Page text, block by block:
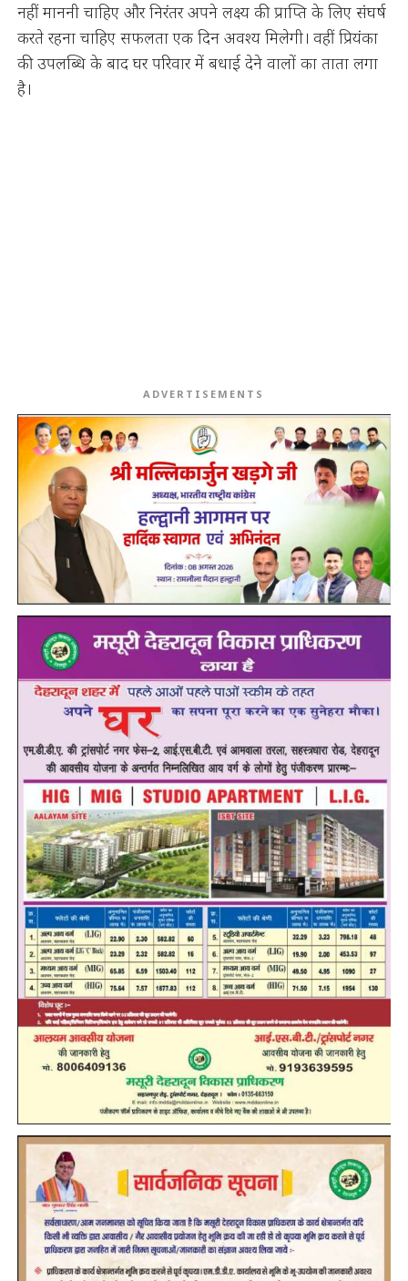
नहीं माननी चाहिए और निरंतर अपने लक्ष्य की प्राप्ति के लिए संघर्ष
करते रहना चाहिए सफलता एक दिन अवश्य मिलेगी। वहीं प्रियंका
की उपलब्धि के बाद घर परिवार में बधाई देने वालों का ताता लगा
है।
ADVERTISEMENTS